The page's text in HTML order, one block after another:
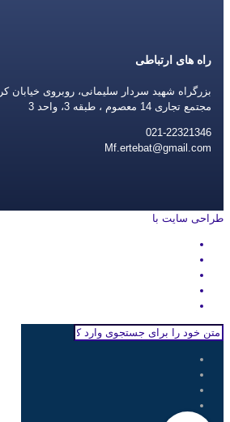
راه های ارتباطی
بزرگراه شهید سردار سلیمانی، روبروی خیابان
مجتمع تجاری 14 معصوم ، طبقه 3، واحد 3
021-22321346
Mf.ertebat@gmail.com
طراحی سایت با